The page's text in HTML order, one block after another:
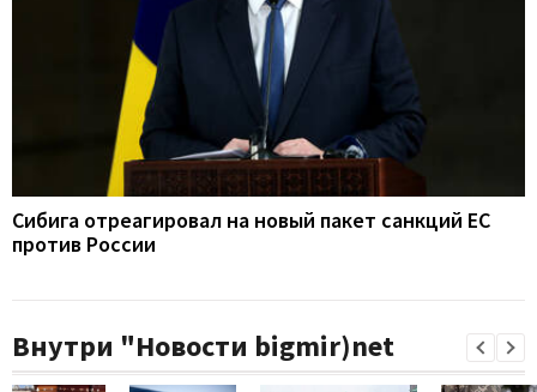
Сибига отреагировал на новый пакет санкций ЕС
против России
Внутри "Новости bigmir)net